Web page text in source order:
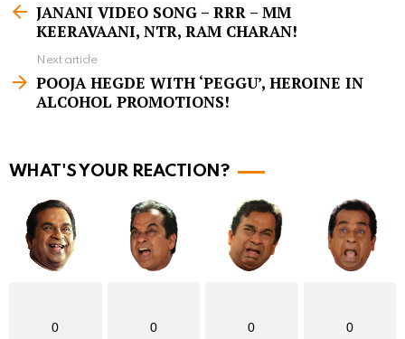
e
m
e
JANANI VIDEO SONG – RRR – MM
KEERAVAANI, NTR, RAM CHARAN!
Next article
POOJA HEGDE WITH ‘PEGGU’, HEROINE IN
ALCOHOL PROMOTIONS!
WHAT'S YOUR REACTION?
0 0 0 0